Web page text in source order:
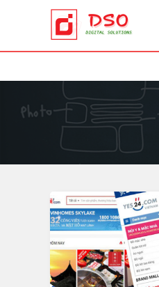
Tiếp sức cùng doanh nghiệp